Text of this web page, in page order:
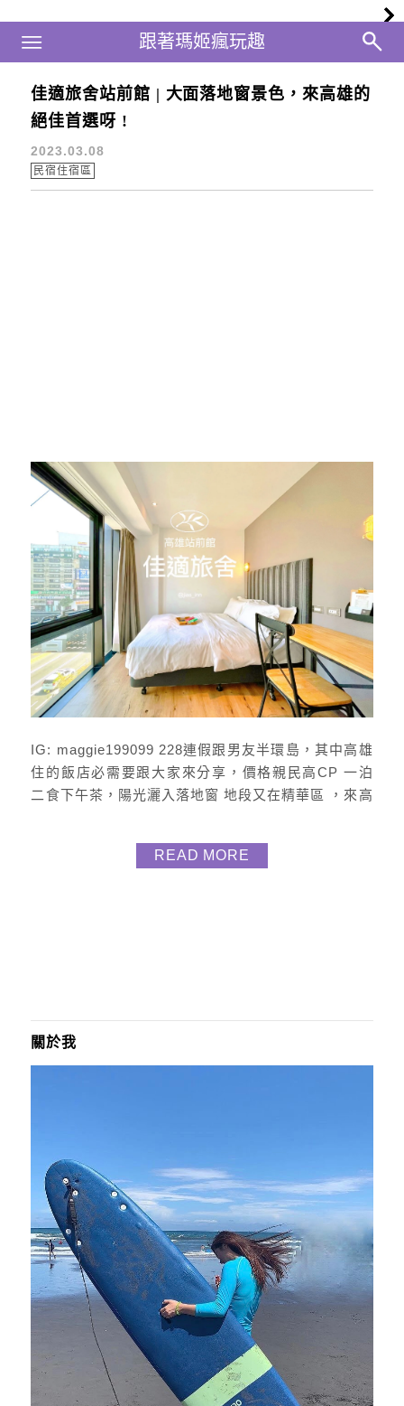
跟著瑪姬瘋玩趣
跟著瑪姬瘋玩趣
Main Menu
佳適旅舍
佳適旅舍站前館 | 大面落地窗景色，來高雄的
絕佳首選呀 !
2023.03.08
民宿住宿區
IG: maggie199099 228連假跟男友半環島，其中高雄
住的飯店必需要跟大家來分享，價格親民高CP 一泊
二食下午茶，陽光灑入落地窗 地段又在精華區 ，來高
@jias_inn，讓大家有感覺像在家一樣的舒適自在 IG
｜@jias_inn 地址｜高雄市新興區中山一路257號 電
READ MORE
關於我